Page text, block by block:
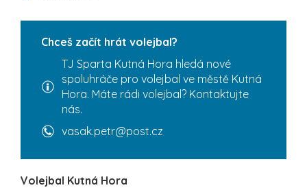
Chceš začít hrát volejbal?
TJ Sparta Kutná Hora hledá nové
spoluhráče pro volejbal ve městě Kutná
Hora. Máte rádi volejbal? Kontaktujte
nás.
vasak.petr@post.cz
Volejbal Kutná Hora